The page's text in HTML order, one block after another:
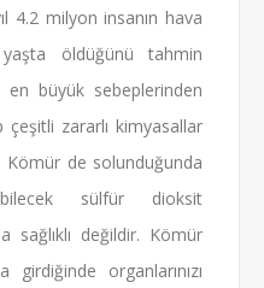
4.2 milyon insanın hava
öldüğünü tahmin
büyük sebeplerinden
zararlı kimyasallar
Kömür de solunduğunda
sülfür dioksit
sağlıklı değildir. Kömür
girdiğinde organlarınızı